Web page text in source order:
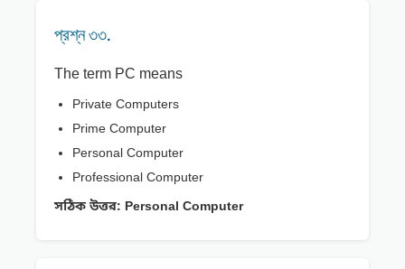
প্রশ্ন ৩৩.
The term PC means
Private Computers
Prime Computer
Personal Computer
Professional Computer
সঠিক উত্তর: Personal Computer